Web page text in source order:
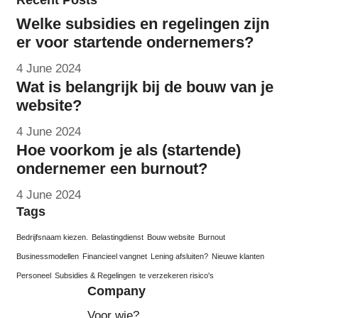
Welke subsidies en regelingen zijn
er voor startende ondernemers?
4 June 2024
Wat is belangrijk bij de bouw van je
website?
4 June 2024
Hoe voorkom je als (startende)
ondernemer een burnout?
4 June 2024
Tags
Bedrijfsnaam kiezen. Belastingdienst Bouw website Burnout
Businessmodellen Financieel vangnet Lening afsluiten? Nieuwe klanten
Personeel Subsidies & Regelingen te verzekeren risico's
Company